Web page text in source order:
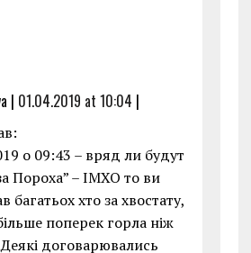
| 01.04.2019 at 10:04 |
о 09:43 – вряд ли будут
Пороха” – ІМХО то ви
багатьох хто за хвостату,
поперек горла ніж
договарювались